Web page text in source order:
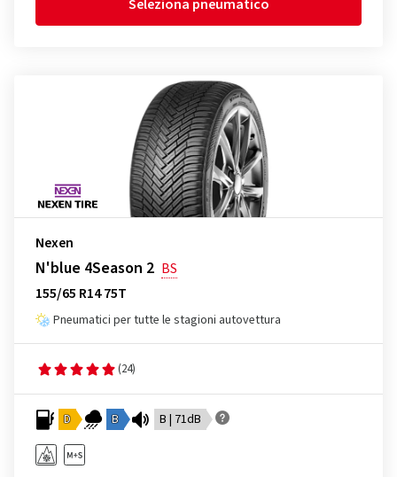
Seleziona pneumatico
Nexen
N'blue 4Season 2 BS
155/65 R14 75T
Pneumatici per tutte le stagioni autovettura
(24)
D B B | 71dB